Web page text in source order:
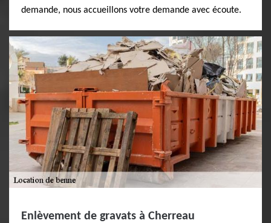
demande, nous accueillons votre demande avec écoute.
Enlèvement de gravats à Cherreau